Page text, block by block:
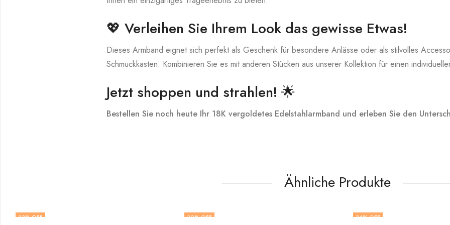
💖 Verleihen Sie Ihrem Look das gewisse Etwas!
Dieses Armband eignet sich perfekt als Geschenk für besondere Anlässe oder als stilvolles
Schmuckkasten. Kombinieren Sie es mit anderen Stücken aus unserer Kollektion für einen
Jetzt shoppen und strahlen! 🌟
Bestellen Sie noch heute Ihr 18K vergoldetes Edelstahlarmband und erleben Sie den
Ähnliche Produkte
33% OFF 30% OFF 34% OFF